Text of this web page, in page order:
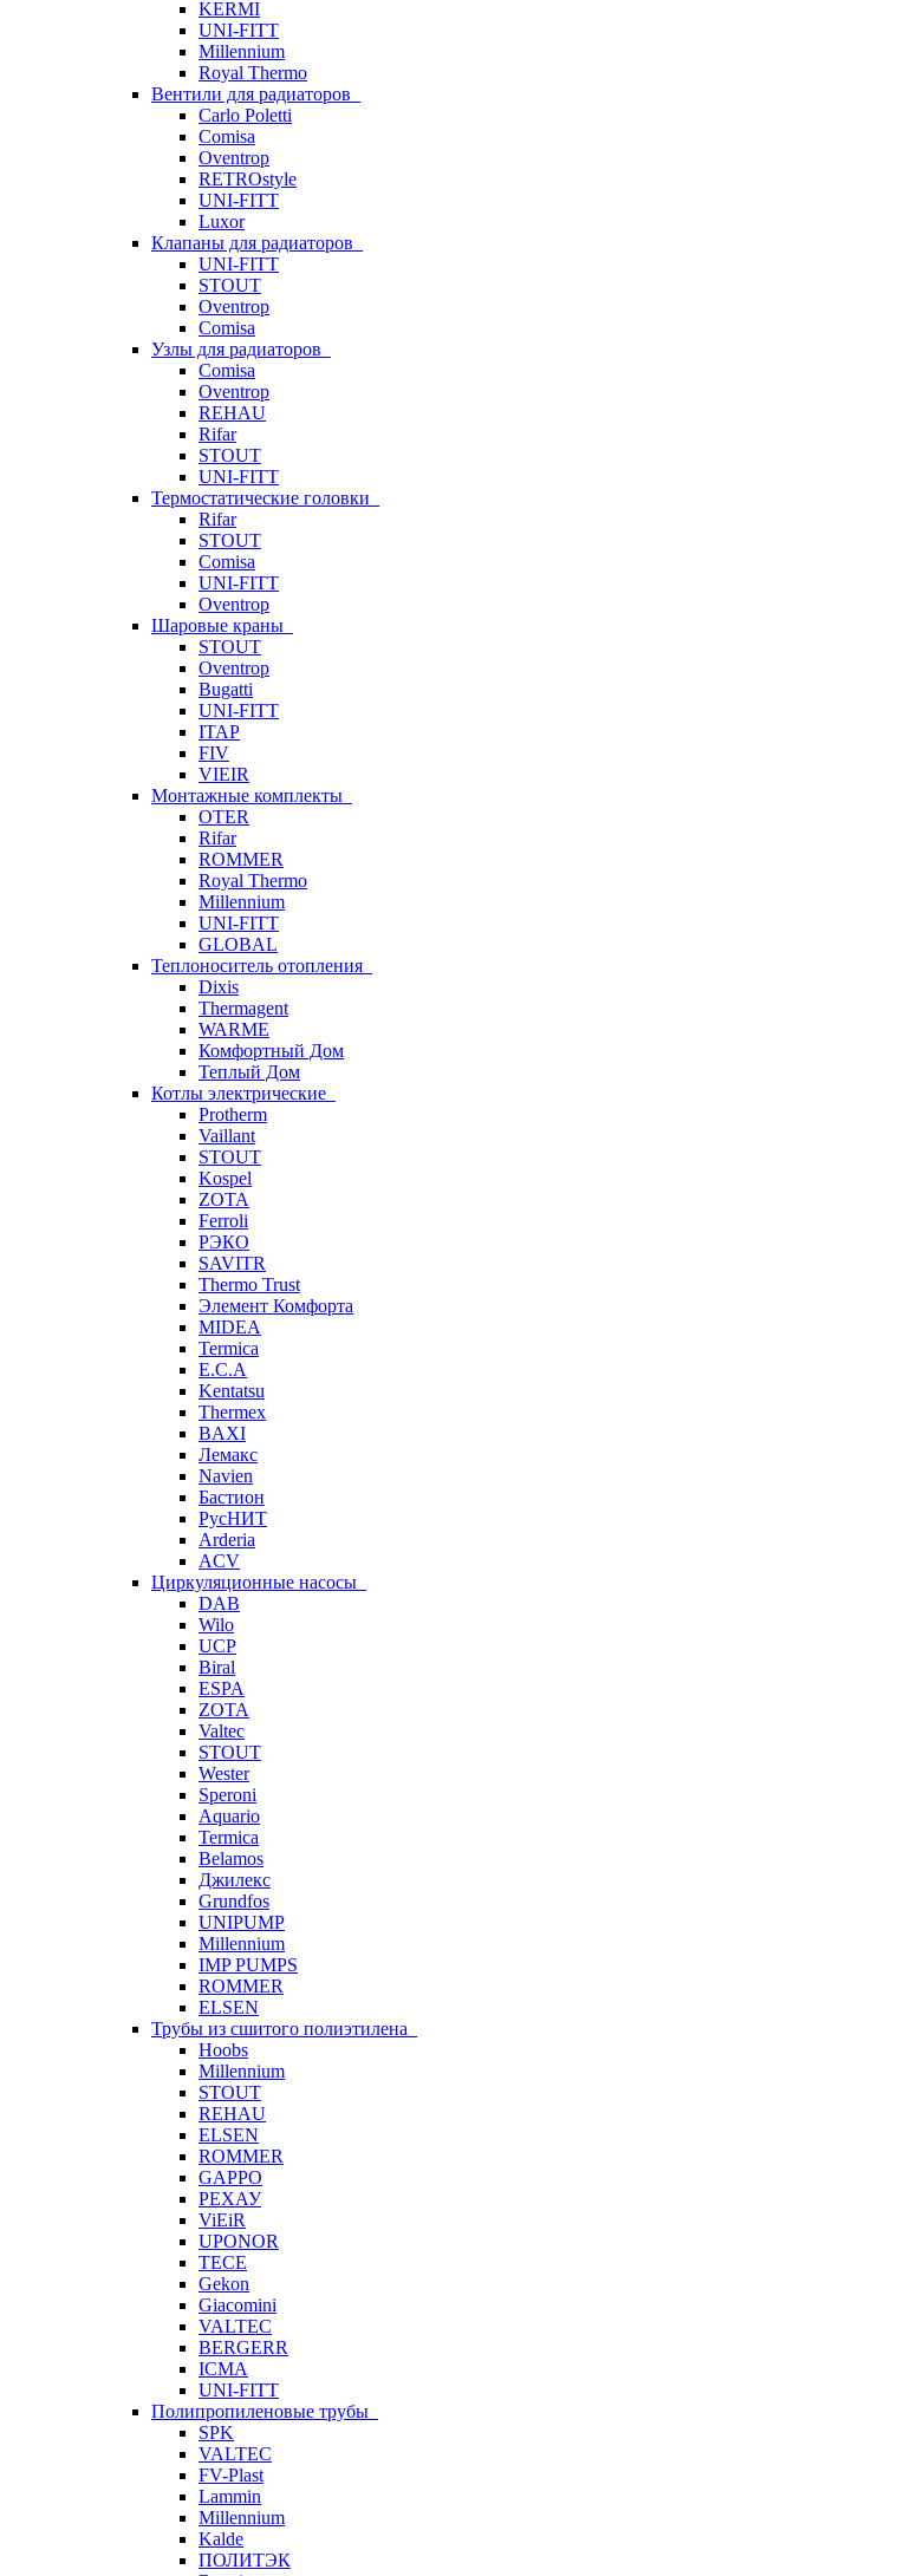
KERMI
UNI-FITT
Millennium
Royal Thermo
Вентили для радиаторов
Carlo Poletti
Comisa
Oventrop
RETROstyle
UNI-FITT
Luxor
Клапаны для радиаторов
UNI-FITT
STOUT
Oventrop
Comisa
Узлы для радиаторов
Comisa
Oventrop
REHAU
Rifar
STOUT
UNI-FITT
Термостатические головки
Rifar
STOUT
Comisa
UNI-FITT
Oventrop
Шаровые краны
STOUT
Oventrop
Bugatti
UNI-FITT
ITAP
FIV
VIEIR
Монтажные комплекты
OTER
Rifar
ROMMER
Royal Thermo
Millennium
UNI-FITT
GLOBAL
Теплоноситель отопления
Dixis
Thermagent
WARME
Комфортный Дом
Теплый Дом
Котлы электрические
Protherm
Vaillant
STOUT
Kospel
ZOTA
Ferroli
РЭКО
SAVITR
Thermo Trust
Элемент Комфорта
MIDEA
Termica
E.C.A
Kentatsu
Thermex
BAXI
Лемакс
Navien
Бастион
РусНИТ
Arderia
ACV
Циркуляционные насосы
DAB
Wilo
UCP
Biral
ESPA
ZOTA
Valtec
STOUT
Wester
Speroni
Aquario
Termica
Belamos
Джилекс
Grundfos
UNIPUMP
Millennium
IMP PUMPS
ROMMER
ELSEN
Трубы из сшитого полиэтилена
Hoobs
Millennium
STOUT
REHAU
ELSEN
ROMMER
GAPPO
РЕХАУ
ViEiR
UPONOR
TECE
Gekon
Giacomini
VALTEC
BERGERR
ICMA
UNI-FITT
Полипропиленовые трубы
SPK
VALTEC
FV-Plast
Lammin
Millennium
Kalde
ПОЛИТЭК